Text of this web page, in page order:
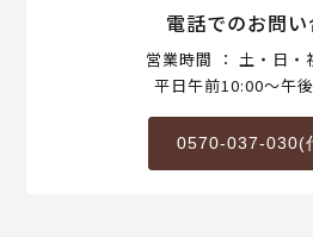
電話でのお問い
営業時間 ： 土・日・
平日午前10:00～午
0570-037-030(